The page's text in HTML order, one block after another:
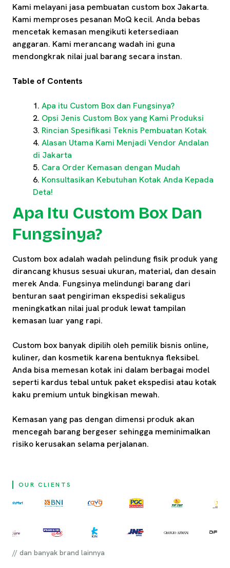
Kami melayani jasa pembuatan custom box Jakarta.
Kami memproses pesanan MoQ kecil. Anda bebas
mencetak kemasan mengikuti ketersediaan
anggaran. Kami merancang wadah ini guna
mendongkrak nilai jual barang secara instan.
Table of Contents
Apa itu Custom Box dan Fungsinya?
Opsi Jenis Custom Box yang Kami Produksi
Rincian Spesifikasi Teknis Pembuatan Kotak
Alasan Utama Kami Menjadi Vendor Andalan
di Jakarta
Cara Order Kemasan dengan Mudah
Konsultasikan Kebutuhan Kotak Anda Kepada
Deta!
Apa Itu Custom Box Dan
Fungsinya?
Custom box adalah wadah pelindung fisik produk yang
dirancang khusus sesuai ukuran, material, dan desain
merek Anda. Fungsinya melindungi barang dari
benturan saat pengiriman ekspedisi sekaligus
meningkatkan nilai jual produk lewat tampilan
kemasan luar yang rapi.
Custom box banyak dipilih oleh pemilik bisnis online,
kuliner, dan kosmetik karena bentuknya fleksibel.
Anda bisa memesan kotak ini dalam berbagai model
seperti kardus tebal untuk paket ekspedisi atau kotak
kaku premium untuk bingkisan mewah.
Kemasan yang pas dengan dimensi produk akan
mencegah barang bergeser sehingga meminimalkan
risiko kerusakan selama perjalanan.
OUR CLIENTS
// dan banyak brand lainnya